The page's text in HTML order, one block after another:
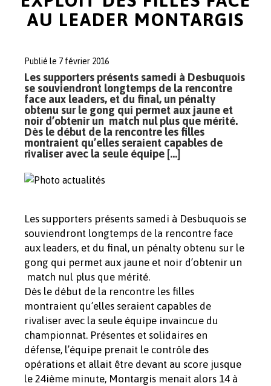
AU LEADER MONTARGIS
Publié le 7 février 2016
Les supporters présents samedi à Desbuquois
se souviendront longtemps de la rencontre
face aux leaders, et du final, un pénalty
obtenu sur le gong qui permet aux jaune et
noir d’obtenir un match nul plus que mérité.
Dès le début de la rencontre les filles
montraient qu’elles seraient capables de
rivaliser avec la seule équipe […]
Les supporters présents samedi à Desbuquois se
souviendront longtemps de la rencontre face
aux leaders, et du final, un pénalty obtenu sur le
gong qui permet aux jaune et noir d’obtenir un
match nul plus que mérité.
Dès le début de la rencontre les filles
montraient qu’elles seraient capables de
rivaliser avec la seule équipe invaincue du
championnat. Présentes et solidaires en
défense, l’équipe prenait le contrôle des
opérations et allait être devant au score jusque
le 24ième minute, Montargis menait alors 14 à